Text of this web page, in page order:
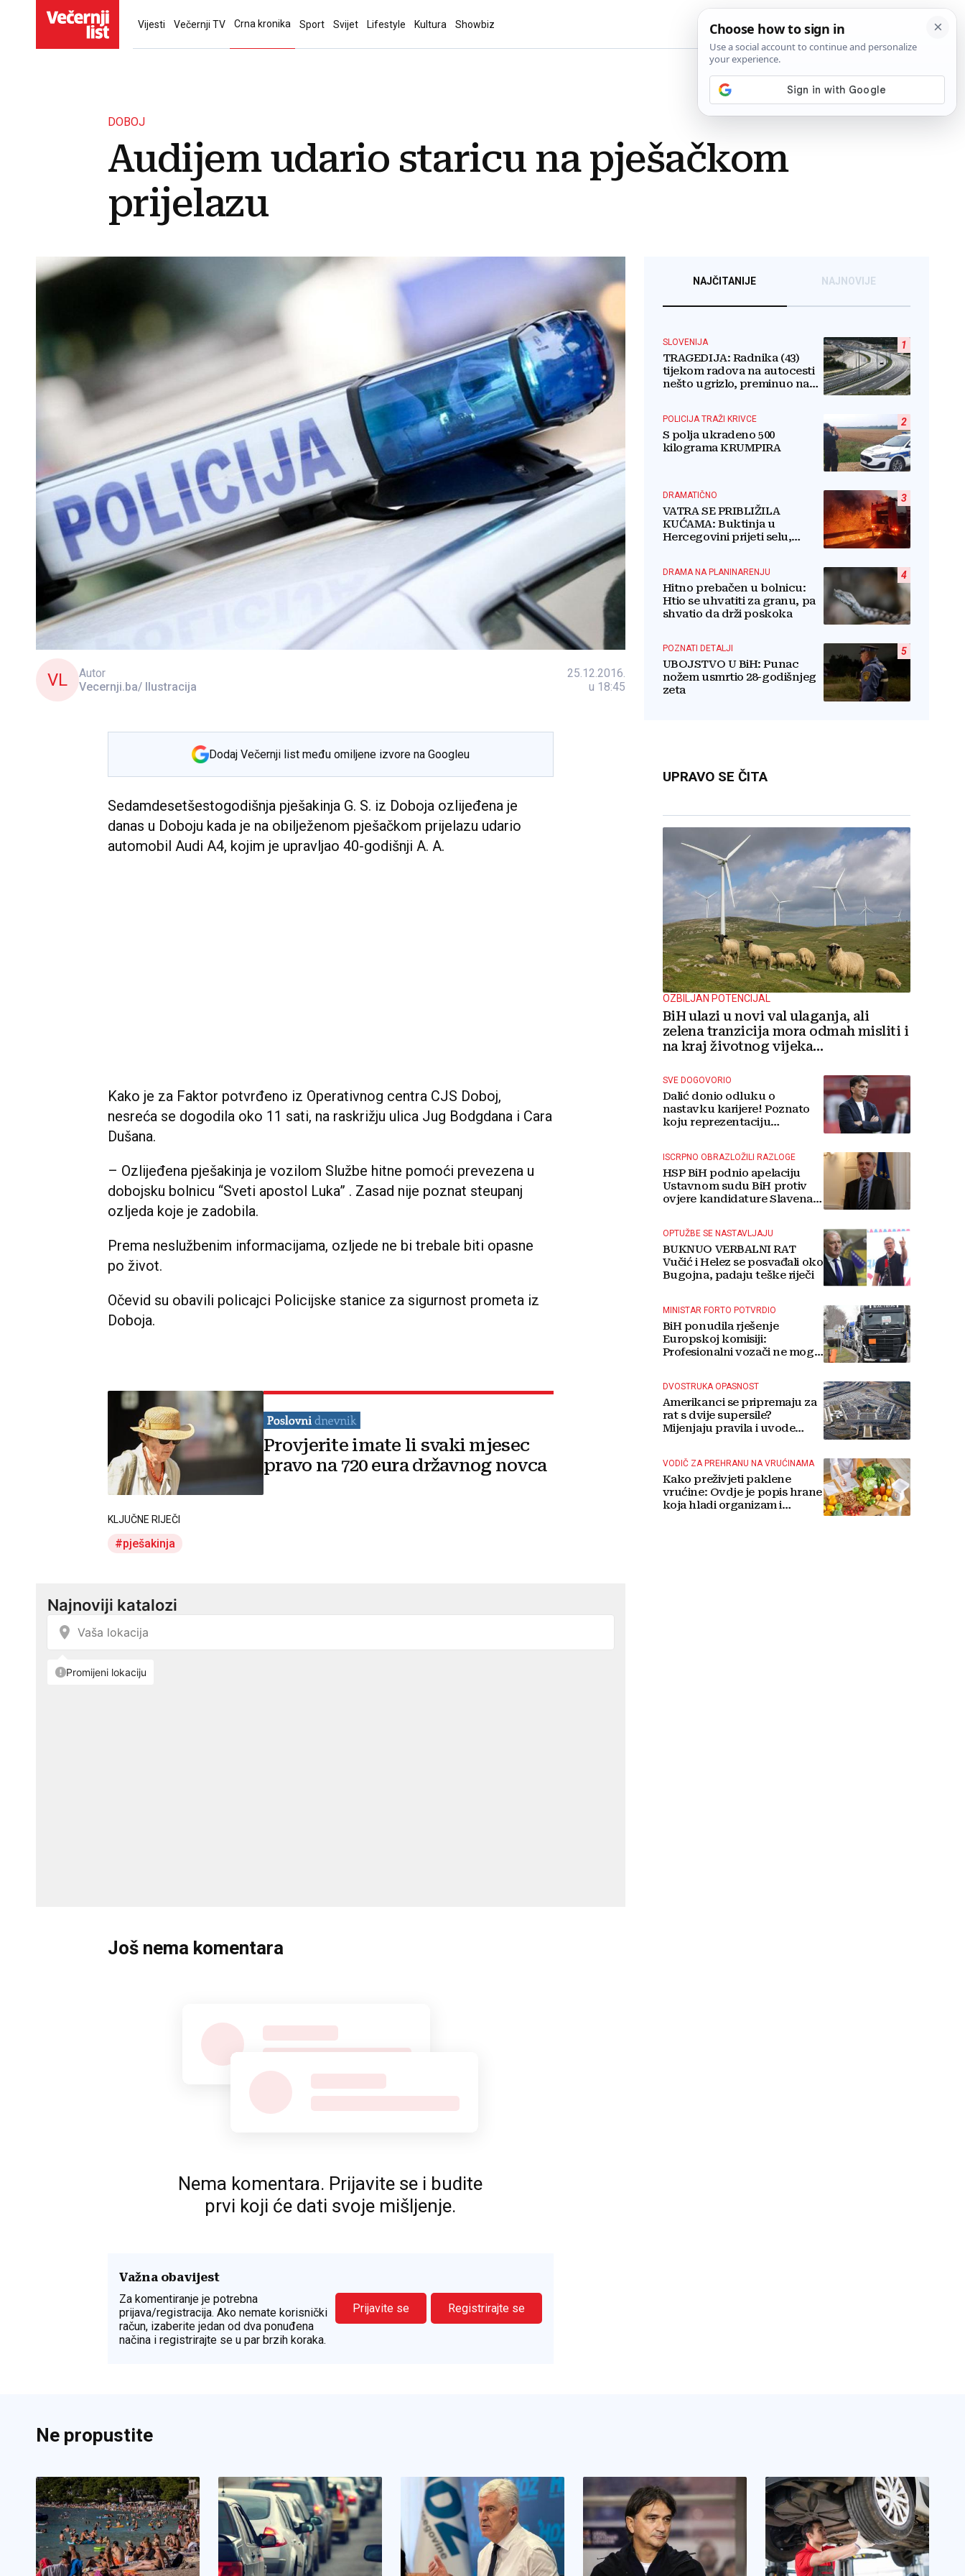
Vijesti Večernji TV Crna kronika Sport Svijet Lifestyle Kultura Showbiz
DOBOJ
Audijem udario staricu na pješačkom
prijelazu
VL
Autor
Vecernji.ba/ Ilustracija
25.12.2016.
u 18:45
Dodaj Večernji list među omiljene izvore na Googleu
Sedamdesetšestogodišnja pješakinja G. S. iz Doboja ozlijeđena je
danas u Doboju kada je na obilježenom pješačkom prijelazu udario
automobil Audi A4, kojim je upravljao 40-godišnji A. A.
Kako je za Faktor potvrđeno iz Operativnog centra CJS Doboj,
nesreća se dogodila oko 11 sati, na raskrižju ulica Jug Bodgdana i Cara
Dušana.
– Ozlijeđena pješakinja je vozilom Službe hitne pomoći prevezena u
dobojsku bolnicu “Sveti apostol Luka” . Zasad nije poznat steupanj
ozljeda koje je zadobila.
Prema neslužbenim informacijama, ozljede ne bi trebale biti opasne
po život.
Očevid su obavili policajci Policijske stanice za sigurnost prometa iz
Doboja.
Provjerite imate li svaki mjesec
pravo na 720 eura državnog novca
KLJUČNE RIJEČI
pješakinja
Još nema komentara
Nema komentara. Prijavite se i budite
prvi koji će dati svoje mišljenje.
Važna obavijest
Za komentiranje je potrebna
prijava/registracija. Ako nemate korisnički
račun, izaberite jedan od dva ponuđena
načina i registrirajte se u par brzih koraka.
Prijavite se Registrirajte se
NAJČITANIJE NAJNOVIJE
1
SLOVENIJA
TRAGEDIJA: Radnika (43)
tijekom radova na autocesti
nešto ugrizlo, preminuo na
2
POLICIJA TRAŽI KRIVCE
S polja ukradeno 500
kilograma KRUMPIRA
3
DRAMATIČNO
VATRA SE PRIBLIŽILA
KUĆAMA: Buktinja u
Hercegovini prijeti selu,
4
DRAMA NA PLANINARENJU
Hitno prebačen u bolnicu:
Htio se uhvatiti za granu, pa
shvatio da drži poskoka
5
POZNATI DETALJI
UBOJSTVO U BiH: Punac
nožem usmrtio 28-godišnjeg
zeta
UPRAVO SE ČITA
OZBILJAN POTENCIJAL
BiH ulazi u novi val ulaganja, ali
zelena tranzicija mora odmah misliti i
na kraj životnog vijeka
SVE DOGOVORIO
Dalić donio odluku o
nastavku karijere! Poznato
koju reprezentaciju
ISCRPNO OBRAZLOŽILI RAZLOGE
HSP BiH podnio apelaciju
Ustavnom sudu BiH protiv
ovjere kandidature Slavena
OPTUŽBE SE NASTAVLJAJU
BUKNUO VERBALNI RAT
Vučić i Helez se posvađali oko
Bugojna, padaju teške riječi
MINISTAR FORTO POTVRDIO
BiH ponudila rješenje
Europskoj komisiji:
Profesionalni vozači ne mogu
DVOSTRUKA OPASNOST
Amerikanci se pripremaju za
rat s dvije supersile?
Mijenjaju pravila i uvode
VODIČ ZA PREHRANU NA VRUĆINAMA
Kako preživjeti paklene
vrućine: Ovdje je popis hrane
koja hladi organizam i
Ne propustite